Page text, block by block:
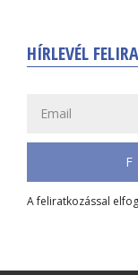
HÍRLEVÉL
A feliratkozással